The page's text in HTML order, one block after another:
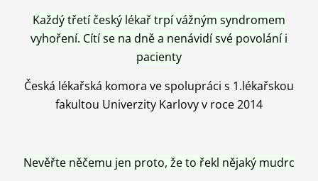
Každý třetí český lékař trpí vážným syndromem
vyhoření. Cítí se na dně a nenávidí své povolání i
pacienty
Česká lékařská komora ve spolupráci s 1.lékařskou
fakultou Univerzity Karlovy v roce 2014
Nevěřte něčemu jen proto, že to řekl nějaký mudrc